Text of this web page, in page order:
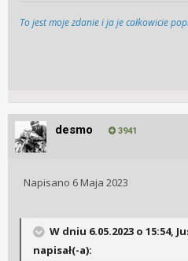
To jest moje zdanie i ja je całkowicie
desmo 3941
Napisano 6 Maja 2023
W dniu 6.05.2023 o 15:54,
napisał(-a):